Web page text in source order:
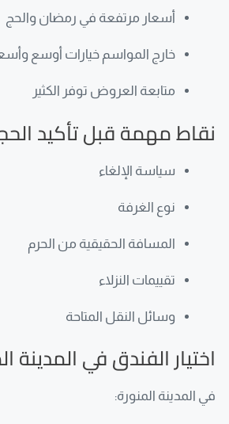
أسعار مرتفعة في رمضان والحج
خارج المواسم خيارات أوسع
متابعة العروض توفر الكثير
نقاط مهمة قبل تأكيد
سياسة الإلغاء
نوع الغرفة
المسافة الحقيقية من الحرم
تقييمات النزلاء
وسائل النقل المتاحة
اختيار الفندق في المدينة
في المدينة المنورة: